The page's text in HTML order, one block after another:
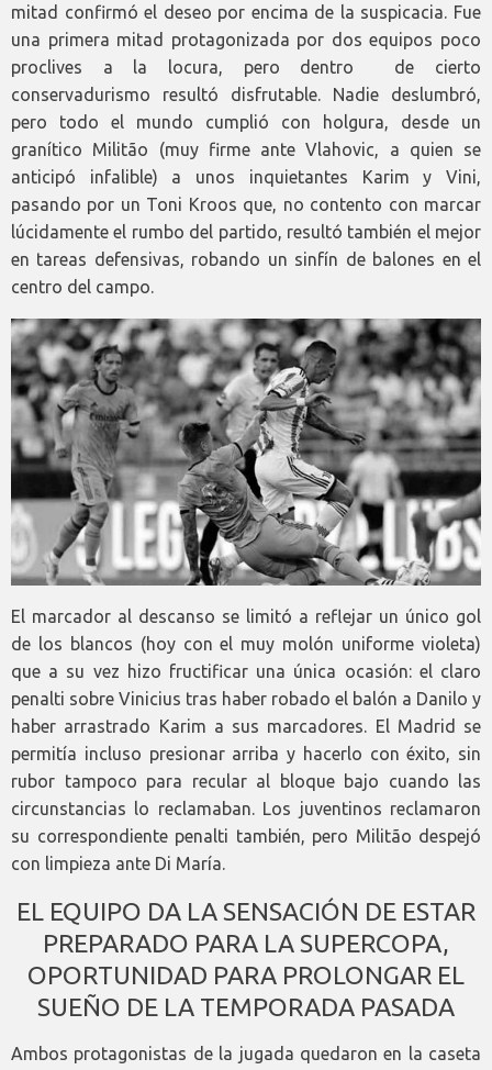
mitad confirmó el deseo por encima de la suspicacia. Fue
una primera mitad protagonizada por dos equipos poco
proclives a la locura, pero dentro de cierto
conservadurismo resultó disfrutable. Nadie deslumbró,
pero todo el mundo cumplió con holgura, desde un
granítico Militão (muy firme ante Vlahovic, a quien se
anticipó infalible) a unos inquietantes Karim y Vini,
pasando por un Toni Kroos que, no contento con marcar
lúcidamente el rumbo del partido, resultó también el mejor
en tareas defensivas, robando un sinfín de balones en el
centro del campo.
El marcador al descanso se limitó a reflejar un único gol
de los blancos (hoy con el muy molón uniforme violeta)
que a su vez hizo fructificar una única ocasión: el claro
penalti sobre Vinicius tras haber robado el balón a Danilo y
haber arrastrado Karim a sus marcadores. El Madrid se
permitía incluso presionar arriba y hacerlo con éxito, sin
rubor tampoco para recular al bloque bajo cuando las
circunstancias lo reclamaban. Los juventinos reclamaron
su correspondiente penalti también, pero Militão despejó
con limpieza ante Di María.
EL EQUIPO DA LA SENSACIÓN DE ESTAR
PREPARADO PARA LA SUPERCOPA,
OPORTUNIDAD PARA PROLONGAR EL
SUEÑO DE LA TEMPORADA PASADA
Ambos protagonistas de la jugada quedaron en la caseta